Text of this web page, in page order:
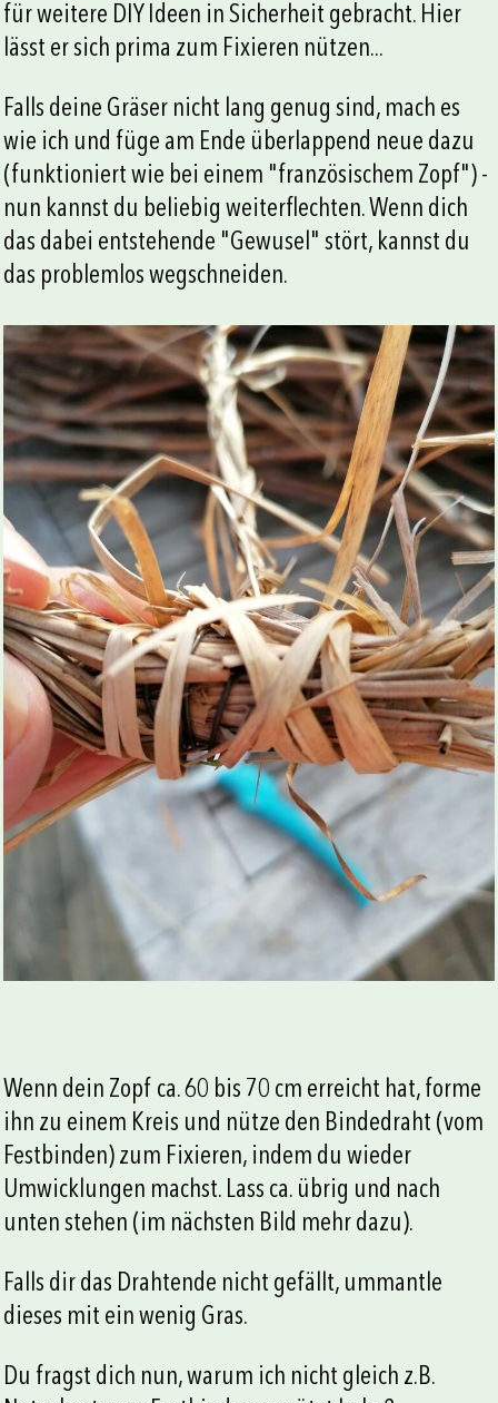
für weitere DIY Ideen in Sicherheit gebracht. Hier
lässt er sich prima zum Fixieren nützen...
Falls deine Gräser nicht lang genug sind, mach es
wie ich und füge am Ende überlappend neue dazu
(funktioniert wie bei einem "französischem Zopf") -
nun kannst du beliebig weiterflechten. Wenn dich
das dabei entstehende "Gewusel" stört, kannst du
das problemlos wegschneiden.
Wenn dein Zopf ca. 60 bis 70 cm erreicht hat, forme
ihn zu einem Kreis und nütze den Bindedraht (vom
Festbinden) zum Fixieren, indem du wieder
Umwicklungen machst. Lass ca. übrig und nach
unten stehen (im nächsten Bild mehr dazu).
Falls dir das Drahtende nicht gefällt, ummantle
dieses mit ein wenig Gras.
Du fragst dich nun, warum ich nicht gleich z.B.